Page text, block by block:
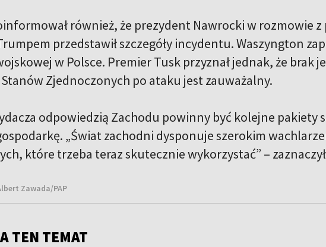
również, że prezydent Nawrocki w rozmowie z
przedstawił szczegóły incydentu. Waszyngton
w Polsce. Premier Tusk przyznał jednak, że brak
Zjednoczonych po ataku jest zauważalny.
odpowiedzią Zachodu powinny być kolejne
„Świat zachodni dysponuje szerokim
które trzeba teraz skutecznie wykorzystać” –
Zawada/PAP
TEN TEMAT